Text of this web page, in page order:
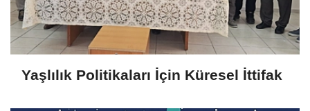
Yaşlılık Politikaları İçin Küresel İttifak